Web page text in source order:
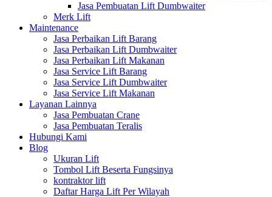
Jasa Pembuatan Lift Dumbwaiter
Merk Lift
Maintenance
Jasa Perbaikan Lift Barang
Jasa Perbaikan Lift Dumbwaiter
Jasa Perbaikan Lift Makanan
Jasa Service Lift Barang
Jasa Service Lift Dumbwaiter
Jasa Service Lift Makanan
Layanan Lainnya
Jasa Pembuatan Crane
Jasa Pembuatan Teralis
Hubungi Kami
Blog
Ukuran Lift
Tombol Lift Beserta Fungsinya
kontraktor lift
Daftar Harga Lift Per Wilayah